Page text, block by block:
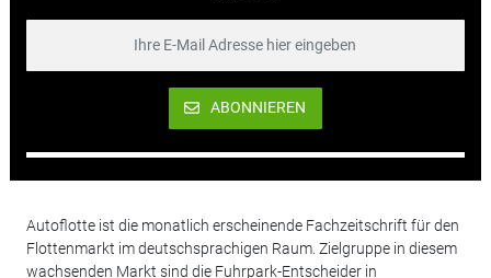
ABONNIEREN
Autoflotte ist die monatlich erscheinende Fachzeitschrift für den
Flottenmarkt im deutschsprachigen Raum. Zielgruppe in diesem
wachsenden Markt sind die Fuhrpark-Entscheider in